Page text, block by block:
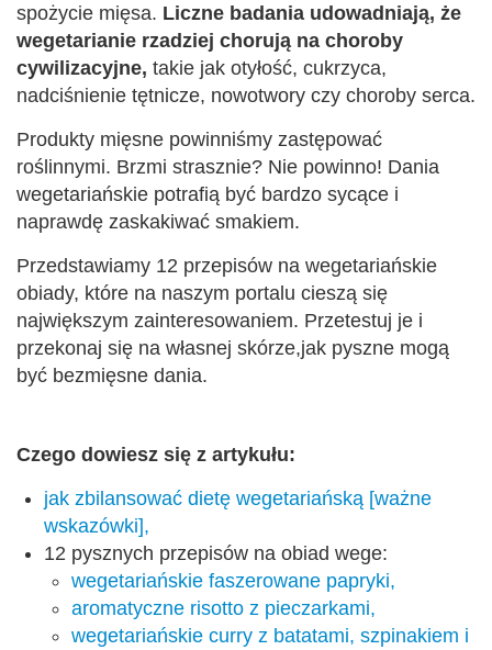
spożycie mięsa. Liczne badania udowadniają, że
wegetarianie rzadziej chorują na choroby
cywilizacyjne, takie jak otyłość, cukrzyca,
nadciśnienie tętnicze, nowotwory czy choroby serca.
Produkty mięsne powinniśmy zastępować
roślinnymi. Brzmi strasznie? Nie powinno! Dania
wegetariańskie potrafią być bardzo sycące i
naprawdę zaskakiwać smakiem.
Przedstawiamy 12 przepisów na wegetariańskie
obiady, które na naszym portalu cieszą się
największym zainteresowaniem. Przetestuj je i
przekonaj się na własnej skórze,jak pyszne mogą
być bezmięsne dania.
Czego dowiesz się z artykułu:
jak zbilansować dietę wegetariańską [ważne
wskazówki],
12 pysznych przepisów na obiad wege:
wegetariańskie faszerowane papryki,
aromatyczne risotto z pieczarkami,
wegetariańskie curry z batatami, szpinakiem i